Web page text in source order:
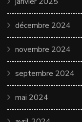
décembre 2024
novembre 2024
septembre 2024
mai 2024